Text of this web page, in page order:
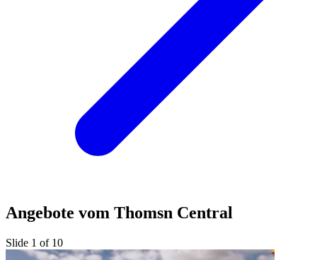
Angebote vom Thomsn Central
Slide 1 of 10